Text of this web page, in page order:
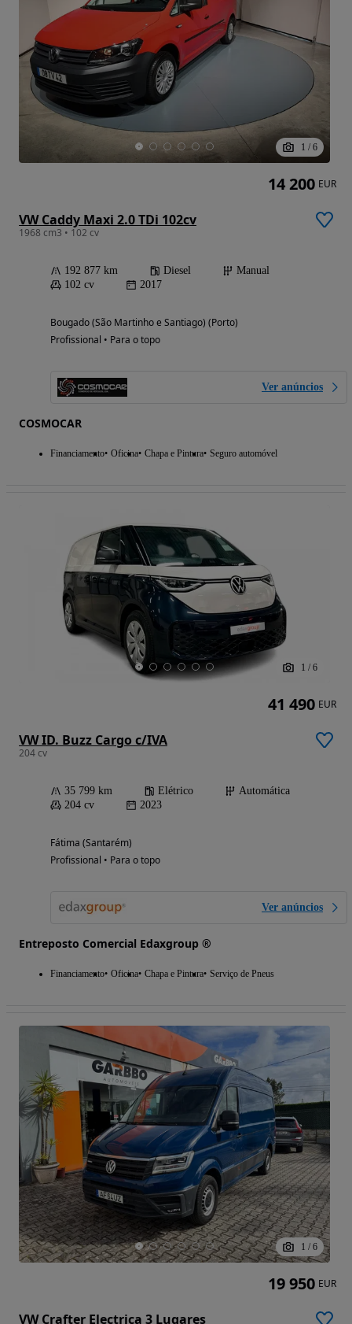
1 / 6
VW Caddy Maxi 2.0 TDi 102cv
1968 cm3 • 102 cv
192 877 km Diesel
Manual
102 cv
2017
Bougado (São Martinho e Santiago) (Porto)
Profissional • Para o topo
Ver anúncios
COSMOCAR
Financiamento Oficina Chapa e Pintura Seguro automóvel
14 200 EUR
1 / 6
VW ID. Buzz Cargo c/IVA
204 cv
35 799 km Elétrico
Automática
204 cv
2023
Fátima (Santarém)
Profissional • Para o topo
Ver anúncios
Entreposto Comercial Edaxgroup ®
Financiamento Oficina Chapa e Pintura Serviço de Pneus
41 490 EUR
1 / 6
VW Crafter Electrica 3 Lugares
19 950 EUR